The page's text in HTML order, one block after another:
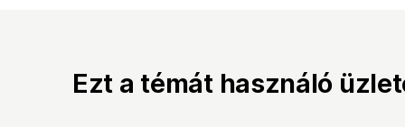
Ezt a témát használó